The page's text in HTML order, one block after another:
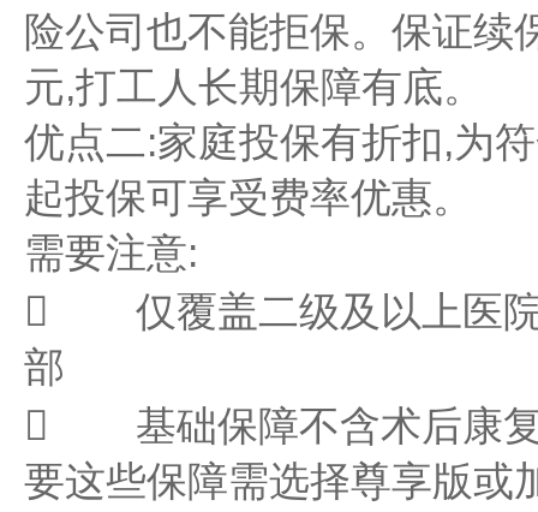
险公司也不能拒保。保证续
元,打工人长期保障有底。
优点二:家庭投保有折扣,为
起投保可享受费率优惠。
需要注意:
 仅覆盖二级及以上医院
部
 基础保障不含术后康复
要这些保障需选择尊享版或